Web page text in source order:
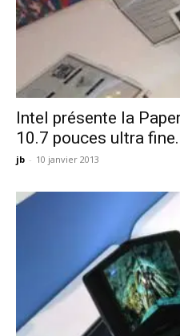
Intel présente la
10.7 pouces ultra
jb - 10 janvier 2013